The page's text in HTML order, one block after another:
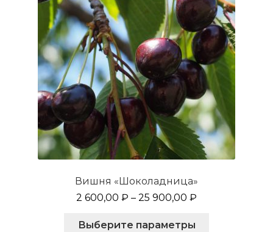
Вишня «Шоколадница»
2 600,00 ₽ – 25 900,00 ₽
Выберите параметры